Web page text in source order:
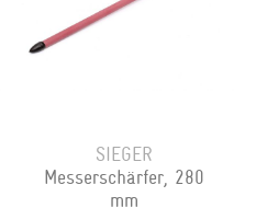
SIEGER
Messerschärfer, 280
mm